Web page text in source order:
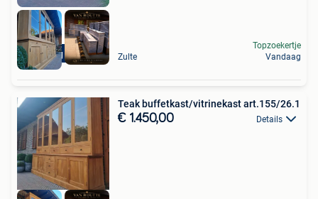
Levering mogelijk Zulte
Topzoekertje
Vandaag
Teak buffetkast/vitrinekast art.155/26.1
€ 1.450,00 Details